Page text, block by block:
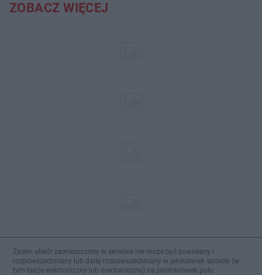
ZOBACZ WIĘCEJ
Żaden utwór zamieszczony w serwisie nie może być powielany i
rozpowszechniany lub dalej rozpowszechniany w jakikolwiek sposób (w
tym także elektroniczny lub mechaniczny) na jakimkolwiek polu